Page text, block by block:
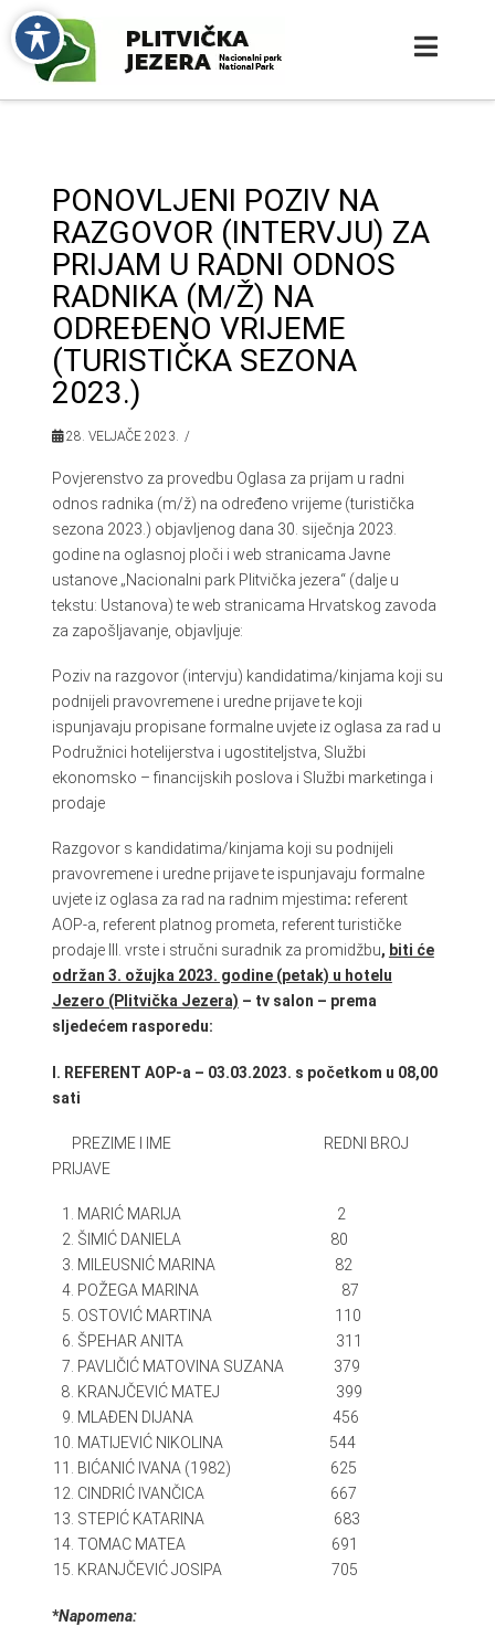
PONOVLJENI POZIV NA
RAZGOVOR (INTERVJU) ZA
PRIJAM U RADNI ODNOS
RADNIKA (M/Ž) NA
ODREĐENO VRIJEME
(TURISTIČKA SEZONA
2023.)
28. VELJAČE 2023.
Povjerenstvo za provedbu Oglasa za prijam u radni
odnos radnika (m/ž) na određeno vrijeme (turistička
sezona 2023.) objavljenog dana 30. siječnja 2023.
godine na oglasnoj ploči i web stranicama Javne
ustanove „Nacionalni park Plitvička jezera“ (dalje u
tekstu: Ustanova) te web stranicama Hrvatskog zavoda
za zapošljavanje, objavljuje:
Poziv na razgovor (intervju) kandidatima/kinjama koji su
podnijeli pravovremene i uredne prijave te koji
ispunjavaju propisane formalne uvjete iz oglasa za rad u
Podružnici hotelijerstva i ugostiteljstva, Službi
ekonomsko – financijskih poslova i Službi marketinga i
prodaje
Razgovor s kandidatima/kinjama koji su podnijeli
pravovremene i uredne prijave te ispunjavaju formalne
uvjete iz oglasa za rad na radnim mjestima: referent
AOP-a, referent platnog prometa, referent turističke
prodaje III. vrste i stručni suradnik za promidžbu, biti će
održan 3. ožujka 2023. godine (petak) u hotelu
Jezero (Plitvička Jezera) – tv salon – prema
sljedećem rasporedu:
I. REFERENT AOP-a – 03.03.2023. s početkom u 08,00
sati
PREZIME I IME REDNI BROJ
PRIJAVE
MARIĆ MARIJA 2
ŠIMIĆ DANIELA 80
MILEUSNIĆ MARINA 82
POŽEGA MARINA 87
OSTOVIĆ MARTINA 110
ŠPEHAR ANITA 311
PAVLIČIĆ MATOVINA SUZANA 379
KRANJČEVIĆ MATEJ 399
MLAĐEN DIJANA 456
MATIJEVIĆ NIKOLINA 544
BIĆANIĆ IVANA (1982) 625
CINDRIĆ IVANČICA 667
STEPIĆ KATARINA 683
TOMAC MATEA 691
KRANJČEVIĆ JOSIPA 705
*Napomena: